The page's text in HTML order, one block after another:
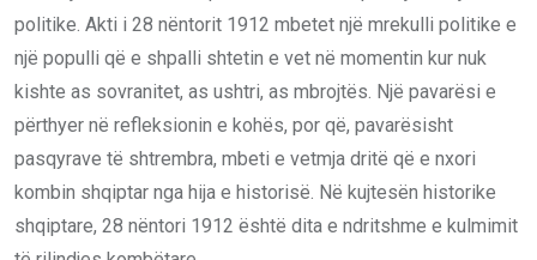
politike. Akti i 28 nëntorit 1912 mbetet një mrekulli politike e
një populli që e shpalli shtetin e vet në momentin kur nuk
kishte as sovranitet, as ushtri, as mbrojtës. Një pavarësi e
përthyer në refleksionin e kohës, por që, pavarësisht
pasqyrave të shtrembra, mbeti e vetmja dritë që e nxori
kombin shqiptar nga hija e historisë. Në kujtesën historike
shqiptare, 28 nëntori 1912 është dita e ndritshme e kulmimit